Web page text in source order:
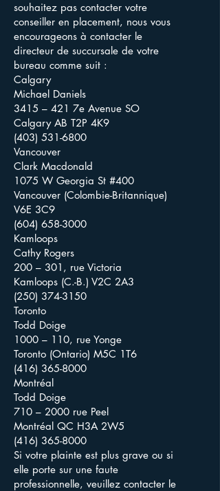
souhaitez pas contacter votre
conseiller en placement, nous vous
encourageons à contacter le
directeur de succursale de votre
bureau comme suit :
Calgary
Michael Daniels
3415 – 421 7e Avenue SO
Calgary AB T2P 4K9
(403) 531-6800
Vancouver
Clark Macdonald
1075 W Georgia St #400
Vancouver (Colombie-Britannique)
V6E 3C9
(604) 658-3000
Kamloops
Cathy Rogers
200 – 301, rue Victoria
Kamloops (C.-B.) V2C 2A3
(250) 374-3150
Toronto
Todd Doige
1000 – 110, rue Yonge
Toronto (Ontario) M5C 1T6
(416) 365-8000
Montréal
Todd Doige
710 – 2000 rue Peel
Montréal QC H3A 2W5
(416) 365-8000
Si votre plainte est plus grave ou si
elle porte sur une faute
professionnelle, veuillez contacter le